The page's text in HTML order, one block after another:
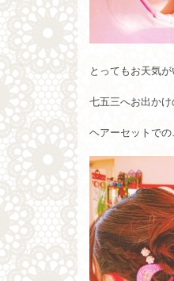
とってもお天気が
七五三へお出かけ
ヘアーセットでの